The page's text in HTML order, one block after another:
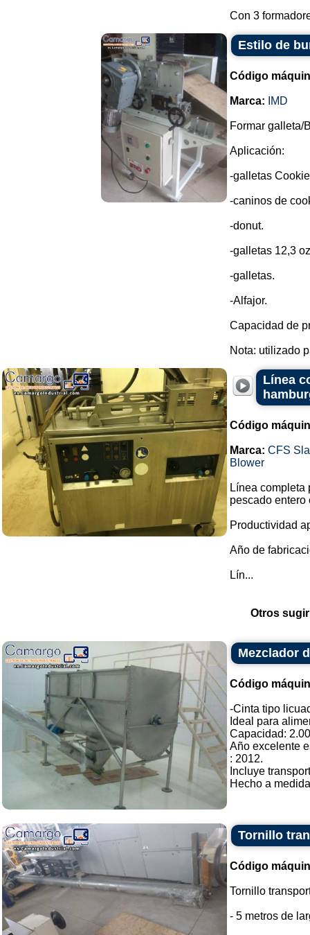
Con 3
Estilo de
Código
Marca: IMD
Formar galleta/
Aplicación:
-galletas
-caninos de
-donut.
-galletas 12,3
-galletas.
-Alfajor.
Capacidad de
Nota: utilizado
Línea
Código
Marca: CFS
Blower
Línea completa
pescado entero
Productividad
Año de
Lín...
Otros
Mezclador
Código
-Cinta tipo
Ideal para
Capacidad:
Año excelente
: 2012.
Incluye
Hecho a
Tornillo
Código
Tornillo
- 5 metros de